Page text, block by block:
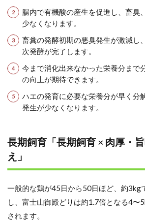
腸内で有機酸の産生を促進し、畜臭
少なくなります。
畜糞の発酵初期の悪臭発生が激減し
次発酵が完了します。
今まで消化出来なかった栄養分まで
の向上が期待できます。
ハエの発育に必要な栄養分が早く分
発生が少なくなります。
長期飼育「長期飼育 × 肉厚・
え」
一般的な鶏が45日から50日ほど、約3kg
し、富士山御殿どりは約1.7倍となる4〜
されます。